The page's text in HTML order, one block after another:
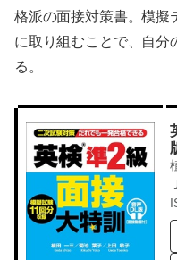
格派の面接対策書。模擬
に取り組むことで、自分
る。